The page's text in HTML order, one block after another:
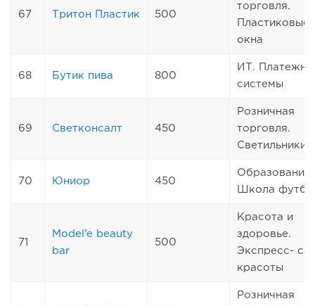
67 Тритон Пластик 500
торговля.
Пластиковые
окна
68 Бутик пива 800
ИТ.
системы
69 Светконсалт 450
Розничная
торговля.
Светильники
70 Юниор 450
Образование.
Школа
71
Model’e beauty
bar
500
Красота и
здоровье.
Экспресс-
красоты
Розничная